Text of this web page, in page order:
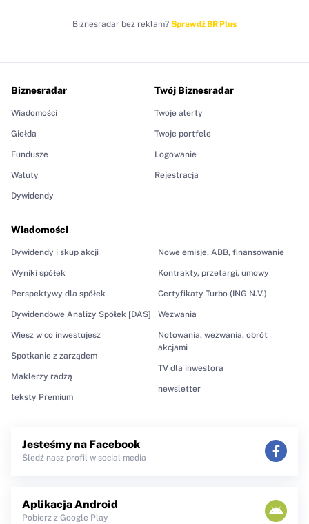
Biznesradar bez reklam? Sprawdź BR Plus
Biznesradar
Wiadomości
Giełda
Fundusze
Waluty
Dywidendy
Wiadomości
Dywidendy i skup akcji
Wyniki spółek
Perspektywy dla spółek
Dywidendowe Analizy Spółek [DAS]
Wiesz w co inwestujesz
Spotkanie z zarządem
Maklerzy radzą
teksty Premium
Nowe emisje, ABB, finansowanie
Kontrakty, przetargi, umowy
Certyfikaty Turbo (ING N.V.)
Wezwania
Notowania, wezwania, obrót
akcjami
TV dla inwestora
newsletter
Twój Biznesradar
Twoje alerty
Twoje portfele
Logowanie
Rejestracja
Jesteśmy na Facebook
Śledź nasz profil w social media
Aplikacja Android
Pobierz z Google Play